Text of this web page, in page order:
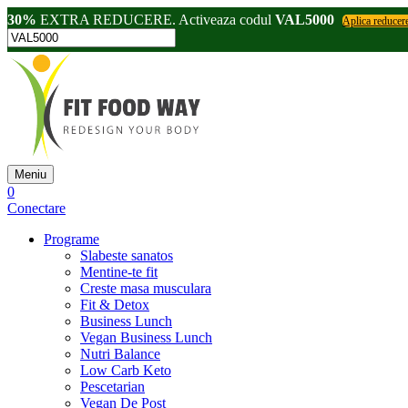
30% EXTRA REDUCERE. Activeaza codul VAL5000 Aplica
Meniu
0
Conectare
Programe
Slabeste sanatos
Mentine-te fit
Creste masa musculara
Fit & Detox
Business Lunch
Vegan Business Lunch
Nutri Balance
Low Carb Keto
Pescetarian
Vegan De Post